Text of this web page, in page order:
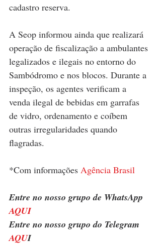
cadastro reserva.
A Seop informou ainda que realizará
operação de fiscalização a ambulantes
legalizados e ilegais no entorno do
Sambódromo e nos blocos. Durante a
inspeção, os agentes verificam a
venda ilegal de bebidas em garrafas
de vidro, ordenamento e coíbem
outras irregularidades quando
flagradas.
*Com informações Agência Brasil
Entre no nosso grupo de WhatsApp
AQUI
Entre no nosso grupo do Telegram
AQUI